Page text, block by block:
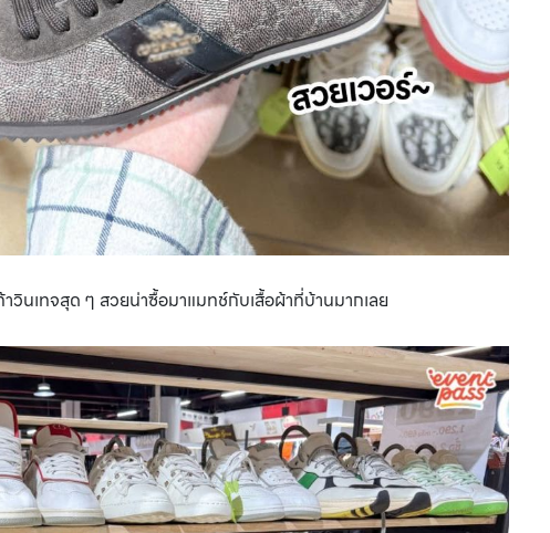
วินเทจสุด ๆ สวยน่าซื้อมาแมทช์กับเสื้อผ้าที่บ้านมากเลย